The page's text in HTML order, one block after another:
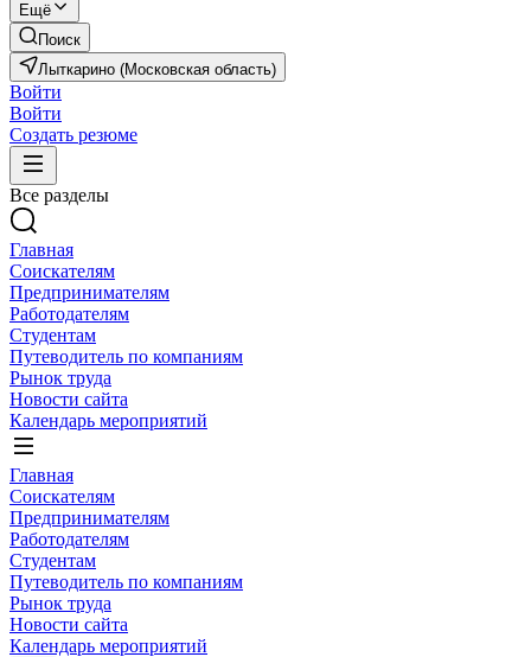
Ещё
Поиск
Лыткарино (Московская область)
Войти
Войти
Создать резюме
Все разделы
Главная
Соискателям
Предпринимателям
Работодателям
Студентам
Путеводитель по компаниям
Рынок труда
Новости сайта
Календарь мероприятий
Главная
Соискателям
Предпринимателям
Работодателям
Студентам
Путеводитель по компаниям
Рынок труда
Новости сайта
Календарь мероприятий